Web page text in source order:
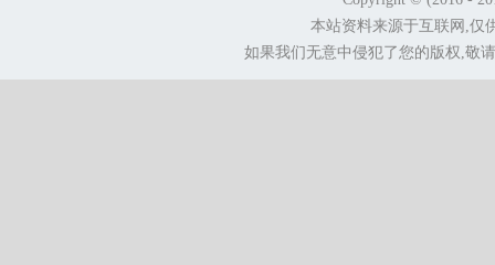
本站资料来源于互联网,仅
如果我们无意中侵犯了您的版权,敬